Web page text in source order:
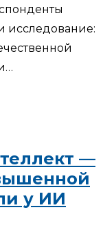
исследование:
—
у ИИ